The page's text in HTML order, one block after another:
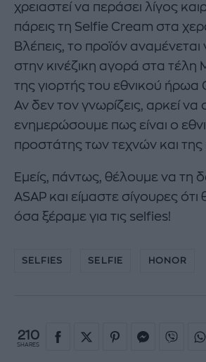
χρειαστεί να περάσει λίγος
πάρεις τη Selfie Cream στα
Βλέπεις, το προϊόν αναμένεται
στην κινέζικη αγορά στα τέλη
της γιορτής του εθνικού ήρωα
Αν δεν τον γνωρίζεις, αρκεί να
ενημερώσουμε πως είναι ο
προστάτης των τεχνών και της
Εμείς, πάντως, θέλουμε να τη
ASAP και είμαστε σίγουρες
όσα ξέραμε για τις selfies!
SELFIES SELFIE HONOR
210
SHARES